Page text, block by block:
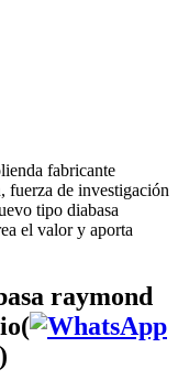
fabricante
fuerza de investigación
tipo diabasa
el valor y aporta
raymond